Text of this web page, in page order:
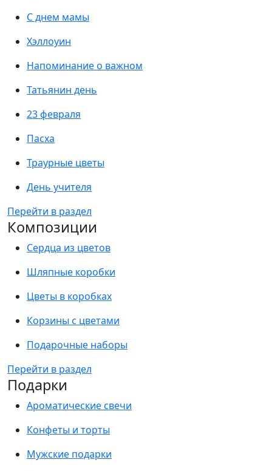
С днем мамы
Хэллоуин
Напоминание о важном
Татьянин день
23 февраля
Пасха
Траурные цветы
День учителя
Перейти в раздел
Композиции
Сердца из цветов
Шляпные коробки
Цветы в коробках
Корзины с цветами
Подарочные наборы
Перейти в раздел
Подарки
Ароматические свечи
Конфеты и торты
Мужские подарки